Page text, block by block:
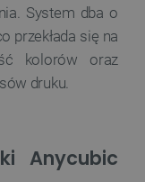
System dba o
przekłada się na
kolorów oraz
druku.
Anycubic
kontem.